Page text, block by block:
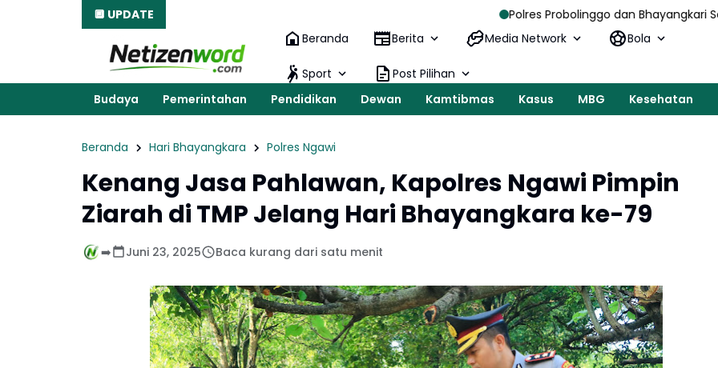
🔲 UPDATE
Polres Probolinggo dan Bhayangkari Salurkan Bantuan
Beranda
Berita Media Network Bola
Sport
Post Pilihan
Budaya
Pemerintahan Pendidikan Dewan Kamtibmas Kasus MBG Kesehatan
Beranda Hari Bhayangkara Polres Ngawi
Kenang Jasa Pahlawan, Kapolres Ngawi Pimpin
Ziarah di TMP Jelang Hari Bhayangkara ke-79
➡️ Juni 23, 2025 Baca kurang dari satu menit